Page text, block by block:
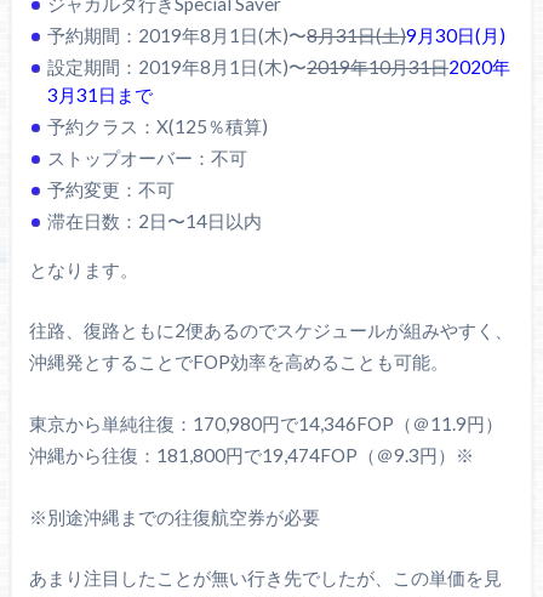
予約期間：2019年8月1日(木)〜8月31日(土)9月30日(月)
設定期間：2019年8月1日(木)〜2019年10月31日2020年
3月31日まで
予約クラス：X(125％積算)
ストップオーバー：不可
予約変更：不可
滞在日数：2日〜14日以内
となります。
往路、復路ともに2便あるのでスケジュールが組みやすく、
沖縄発とすることでFOP効率を高めることも可能。
東京から単純往復：170,980円で14,346FOP（＠11.9円）
沖縄から往復：181,800円で19,474FOP（＠9.3円）※
※別途沖縄までの往復航空券が必要
あまり注目したことが無い行き先でしたが、この単価を見